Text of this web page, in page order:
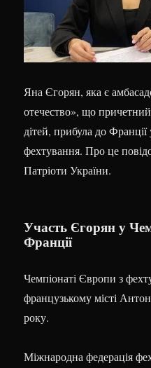
Яна Єгорян, яка є
отечество», що
дітей, прибула до
фехтування. Про це
Патріоти України.
Участь Єгорян у
Франції
Чемпіонаті Європи з
французькому місті
року.
Міжнародна федерація